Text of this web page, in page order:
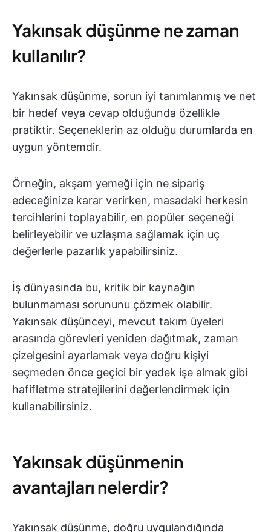
Yakınsak düşünme ne zaman
kullanılır?
Yakınsak düşünme, sorun iyi tanımlanmış ve net
bir hedef veya cevap olduğunda özellikle
pratiktir. Seçeneklerin az olduğu durumlarda en
uygun yöntemdir.
Örneğin, akşam yemeği için ne sipariş
edeceğinize karar verirken, masadaki herkesin
tercihlerini toplayabilir, en popüler seçeneği
belirleyebilir ve uzlaşma sağlamak için uç
değerlerle pazarlık yapabilirsiniz.
İş dünyasında bu, kritik bir kaynağın
bulunmaması sorununu çözmek olabilir.
Yakınsak düşünceyi, mevcut takım üyeleri
arasında görevleri yeniden dağıtmak, zaman
çizelgesini ayarlamak veya doğru kişiyi
seçmeden önce geçici bir yedek işe almak gibi
hafifletme stratejilerini değerlendirmek için
kullanabilirsiniz.
Yakınsak düşünmenin
avantajları nelerdir?
Yakınsak düşünme, doğru uygulandığında